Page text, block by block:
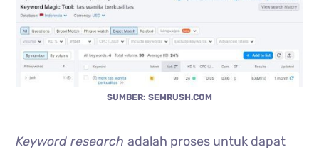
SUMBER: SEMRUSH.COM
Keyword researchadalah proses untuk dapat